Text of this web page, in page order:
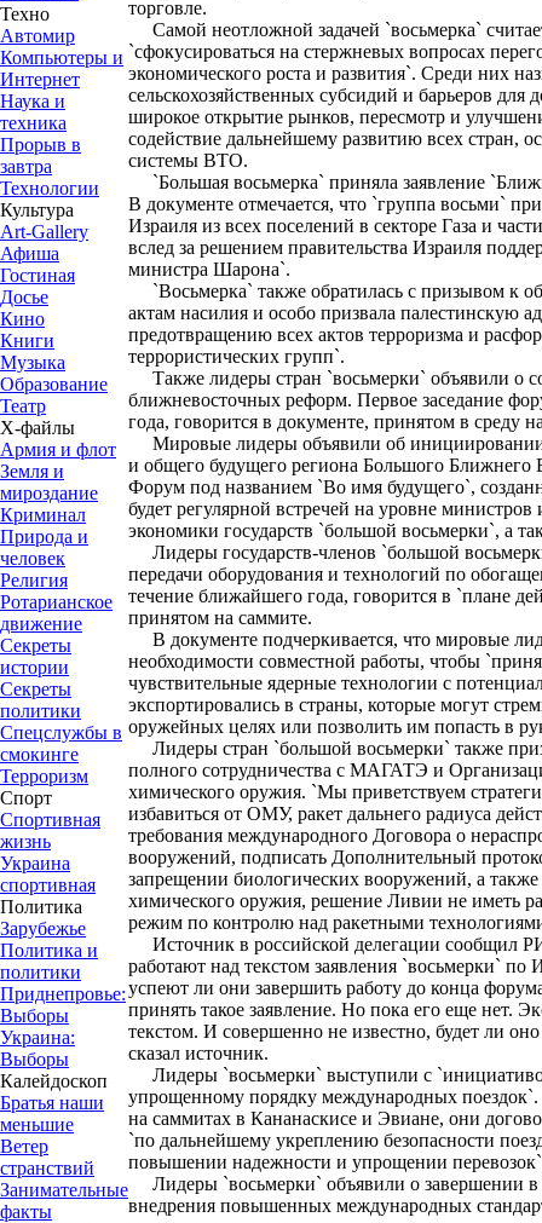
Техно
Автомир
Компьютеры и
Интернет
Наука и
техника
Прорыв в
завтра
Технологии
Культура
Art-Gallery
Афиша
Гостиная
Досье
Кино
Книги
Музыка
Образование
Театр
Х-файлы
Армия и флот
Земля и
мироздание
Криминал
Природа и
человек
Религия
Ротарианское
движение
Секреты
истории
Секреты
политики
Спецслужбы в
смокинге
Терроризм
Спорт
Спортивная
жизнь
Украина
спортивная
Политика
Зарубежье
Политика и
политики
Приднепровье:
Выборы
Украина:
Выборы
Калейдоскоп
Братья наши
меньшие
Ветер
странствий
Занимательные
факты
торговле.
Самой неотложной задачей `восьмерка`
`сфокусироваться на стержневых вопросах
экономического роста и развития`. Среди них
сельскохозяйственных субсидий и барьеров для
широкое открытие рынков, пересмотр и
содействие дальнейшему развитию всех стран,
системы ВТО.
`Большая восьмерка` приняла заявление
В документе отмечается, что `группа восьми`
Израиля из всех поселений в секторе Газа и
вслед за решением правительства Израиля
министра Шарона`.
`Восьмерка` также обратилась с призывом к
актам насилия и особо призвала палестинскую
предотвращению всех актов терроризма и
террористических групп`.
Также лидеры стран `восьмерки` объявили о
ближневосточных реформ. Первое заседание
года, говорится в документе, принятом в среду
Мировые лидеры объявили об инициировании
и общего будущего региона Большого
Форум под названием `Во имя будущего`,
будет регулярной встречей на уровне
экономики государств `большой восьмерки`, а
Лидеры государств-членов `большой
передачи оборудования и технологий по
течение ближайшего года, говорится в `плане
принятом на саммите.
В документе подчеркивается, что мировые
необходимости совместной работы, чтобы
чувствительные ядерные технологии с
экспортировались в страны, которые могут
оружейных целях или позволить им попасть в
Лидеры стран `большой восьмерки` также
полного сотрудничества с МАГАТЭ и
химического оружия. `Мы приветствуем
избавиться от ОМУ, ракет дальнего радиуса
требования международного Договора о
вооружений, подписать Дополнительный
запрещении биологических вооружений, а
химического оружия, решение Ливии не иметь
режим по контролю над ракетными
Источник в российской делегации сообщил
работают над текстом заявления `восьмерки` по
успеют ли они завершить работу до конца
принять такое заявление. Но пока его еще нет.
текстом. И совершенно не известно, будет ли
сказал источник.
Лидеры `восьмерки` выступили с
упрощенному порядку международных
на саммитах в Кананаскисе и Эвиане, они
`по дальнейшему укреплению безопасности
повышении надежности и упрощении
Лидеры `восьмерки` объявили о завершении в
внедрения повышенных международных